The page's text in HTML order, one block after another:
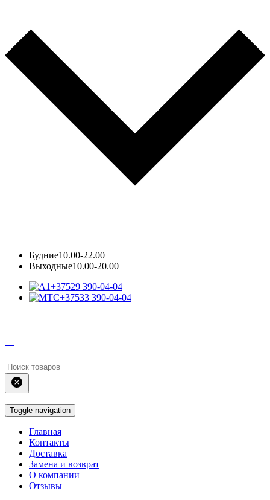
Будние10.00-22.00
Выходные10.00-20.00
+37529 390-04-04
+37533 390-04-04
Toggle navigation
Главная
Контакты
Доставка
Замена и возврат
О компании
Отзывы